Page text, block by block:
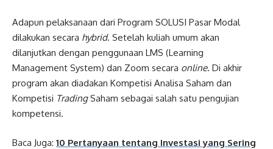
Adapun pelaksanaan dari Program SOLUSI Pasar Modal
dilakukan secara hybrid. Setelah kuliah umum akan
dilanjutkan dengan penggunaan LMS (Learning
Management System) dan Zoom secara online. Di akhir
program akan diadakan Kompetisi Analisa Saham dan
Kompetisi TradingSaham sebagai salah satu pengujian
kompetensi.
Baca Juga: 10 Pertanyaan tentang Investasi yang Sering